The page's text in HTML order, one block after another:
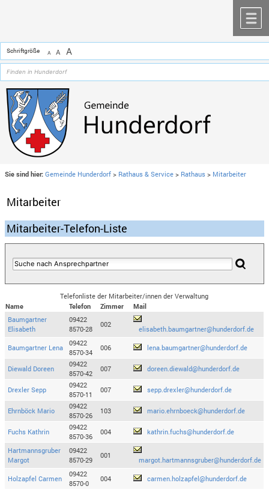
Schriftgröße A A A
Sie sind hier: Gemeinde Hunderdorf > Rathaus & Service > Rathaus > Mitarbeiter
Mitarbeiter
Mitarbeiter-Telefon-Liste
Telefonliste der Mitarbeiter/innen der Verwaltung
Name
Telefon Zimmer
Mail
Baumgartner
Elisabeth
09422
8570-28
002
elisabeth.baumgartner@hunderdorf.de
Baumgartner Lena
09422
8570-34
006 lena.baumgartner@hunderdorf.de
Diewald Doreen
09422
8570-42
007 doreen.diewald@hunderdorf.de
Drexler Sepp
09422
8570-11
007 sepp.drexler@hunderdorf.de
Ehrnböck Mario
09422
8570-26
103 mario.ehrnboeck@hunderdorf.de
Fuchs Kathrin
09422
8570-36
004 kathrin.fuchs@hunderdorf.de
Hartmannsgruber
Margot
09422
8570-29
001
margot.hartmannsgruber@hunderdorf.de
Holzapfel Carmen
09422
8570-0
004 carmen.holzapfel@hunderdorf.de